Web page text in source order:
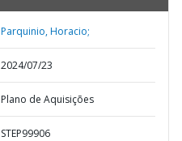
Parquinio, Horacio;
2024/07/23
Plano de Aquisições
STEP99906